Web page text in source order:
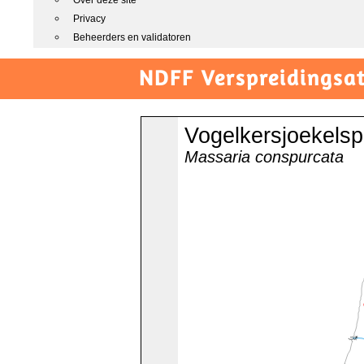
Privacy
Beheerders en validatoren
NDFF